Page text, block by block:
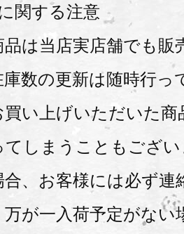
関する注意
品は当店実店舗でも販
庫数の更新は随時行っ
買い上げいただいた商
てしまうこともござ
合、お客様には必ず連
万が一入荷予定がない